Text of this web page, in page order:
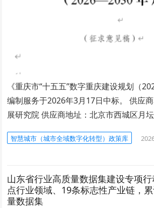
《重庆市“十五五”数字重庆建设规划（
编制服务于2026年3月17日中标。 供应
展研究院 供应商地址：北京市西城区月
智慧城市（城市全域数字化转型）政策库
山东省行业高质量数据集建设专项
点行业领域、19条标志性产业链，
量数据集